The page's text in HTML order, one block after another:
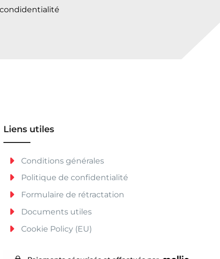
Liens utiles
Conditions générales
Politique de confidentialité
Formulaire de rétractation
Documents utiles
Cookie Policy (EU)